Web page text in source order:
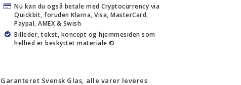
Nu kan du også betale med Cryptocurrency via
Quickbit, foruden Klarna, Visa, MasterCard,
Paypal, AMEX & Swish
Billeder, tekst, koncept og hjemmesiden som
helhed er beskyttet materiale ©
Garanteret Svensk Glas, alle varer leveres